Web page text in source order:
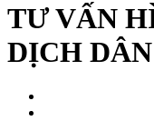
TƯ VẤN
DỊCH